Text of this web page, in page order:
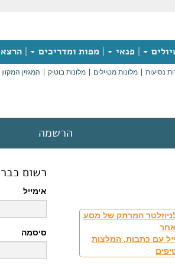
פנאי מפות ומדריכים
נסיעות מלונות מטיילים מלונות בוטיק המגזין המקוון
הרשמה
המרתק של מסע
אחר
עם כתבות, המלצות
רשום
אימייל
סיסמה